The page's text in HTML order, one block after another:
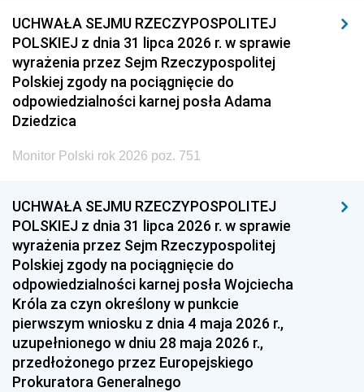
UCHWAŁA SEJMU RZECZYPOSPOLITEJ
POLSKIEJ z dnia 31 lipca 2026 r. w sprawie
wyrażenia przez Sejm Rzeczypospolitej
Polskiej zgody na pociągnięcie do
odpowiedzialności karnej posła Adama
Dziedzica
Monitor Polski rok 2026 poz. 751
UCHWAŁA SEJMU RZECZYPOSPOLITEJ
POLSKIEJ z dnia 31 lipca 2026 r. w sprawie
wyrażenia przez Sejm Rzeczypospolitej
Polskiej zgody na pociągnięcie do
odpowiedzialności karnej posła Wojciecha
Króla za czyn określony w punkcie
pierwszym wniosku z dnia 4 maja 2026 r.,
uzupełnionego w dniu 28 maja 2026 r.,
przedłożonego przez Europejskiego
Prokuratora Generalnego